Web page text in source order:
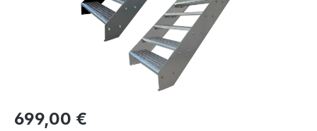
Regulärer Preis:
699,00 €